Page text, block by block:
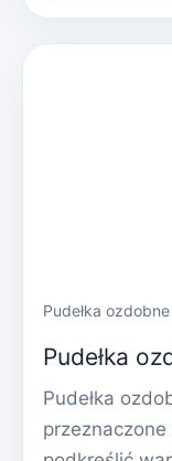
Pudełka
Pudełka
Pudełka